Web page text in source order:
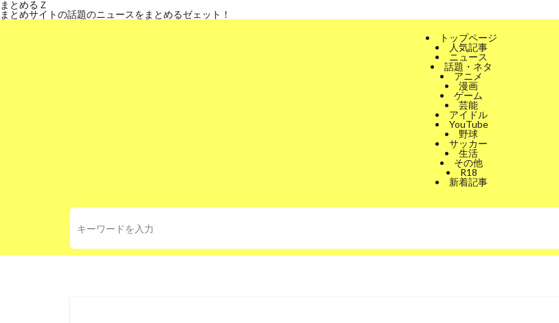
まとめるＺ
まとめサイトの話題のニュースをまとめるゼェット！
トップページ
人気記事
ニュース
話題・ネタ
アニメ
漫画
ゲーム
芸能
アイドル
YouTube
野球
サッカー
生活
その他
R18
新着記事